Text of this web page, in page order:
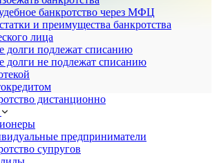
банкротство через МФЦ
и преимущества банкротства
лица
долги подлежат списанию
долги не подлежат списанию
дистанционно
предприниматели
супругов